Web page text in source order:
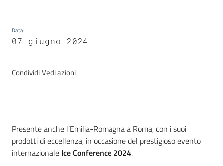
Food
news
Menu selezionato
vini
e
dei
Data:
07 giugno 2024
CondividiVedi azioni
Introduzione
Presente anche l’Emilia-Romagna a Roma, con i suoi
prodotti di eccellenza, in occasione del prestigioso evento
internazionale Ice Conference 2024.